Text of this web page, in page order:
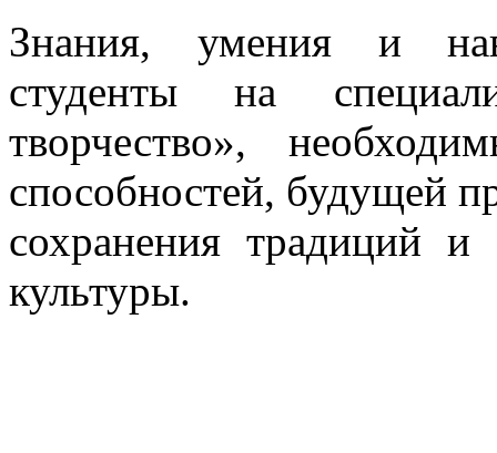
Знания, умения и
студенты на
творчество»,
способностей, будущей
сохранения традиций и
культуры.